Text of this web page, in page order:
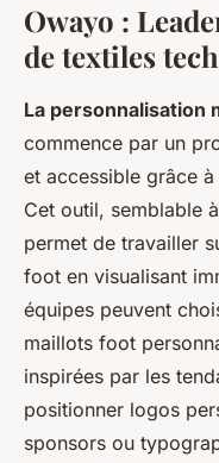
Owayo :
de textiles
La personnalisation
commence par un
et accessible grâce
Cet outil, semblable
permet de travailler
foot en visualisant
équipes peuvent
maillots foot
inspirées par les
positionner logos
sponsors ou